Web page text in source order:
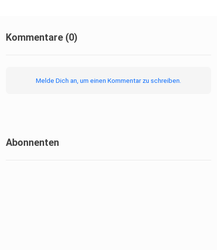
Kommentare (0)
Melde Dich an, um einen Kommentar zu schreiben.
Abonnenten